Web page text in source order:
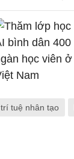
trí tuệ nhân tạo